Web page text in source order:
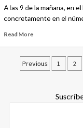
A las 9 de la mañana, en
concretamente en el
Read More
Previous 1 2